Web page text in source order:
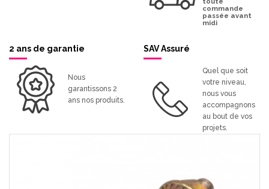
commande
passée avant
midi
2 ans de garantie
Nous
garantissons 2
ans nos produits.
SAV Assuré
Quel que soit
votre niveau,
nous vous
accompagnons
au bout de vos
projets.